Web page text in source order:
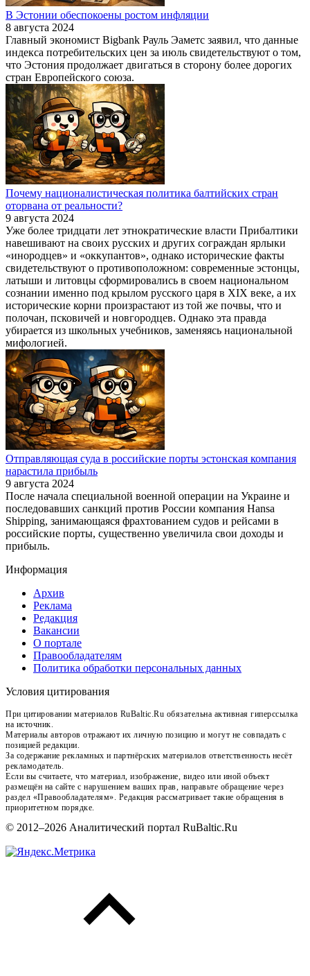
В Эстонии обеспокоены ростом инфляции
8 августа 2024
Главный экономист Bigbank Рауль Эаметс заявил, что данные
индекса потребительских цен за июль свидетельствуют о том,
что Эстония продолжает двигаться в сторону более дорогих
стран Европейского союза.
Почему националистическая политика балтийских стран
оторвана от реальности?
9 августа 2024
Уже более тридцати лет этнократические власти Прибалтики
навешивают на своих русских и других сограждан ярлыки
«инородцев» и «оккупантов», однако исторические факты
свидетельствуют о противоположном: современные эстонцы,
латыши и литовцы сформировались в своем национальном
сознании именно под крылом русского царя в XIX веке, а их
исторические корни произрастают из той же почвы, что и
полочан, псковичей и новгородцев. Однако эта правда
убирается из школьных учебников, заменяясь национальной
мифологией.
Отправляющая суда в российские порты эстонская компания
нарастила прибыль
9 августа 2024
После начала специальной военной операции на Украине и
последовавших санкций против России компания Hansa
Shipping, занимающаяся фрахтованием судов и рейсами в
российские порты, существенно увеличила свои доходы и
прибыль.
Информация
Архив
Реклама
Редакция
Вакансии
О портале
Правообладателям
Политика обработки персональных данных
Условия цитирования
При цитировании материалов RuBaltic.Ru обязательна активная гиперссылка
на источник.
Материалы авторов отражают их личную позицию и могут не совпадать с
позицией редакции.
За содержание рекламных и партнёрских материалов ответственность несёт
рекламодатель.
Если вы считаете, что материал, изображение, видео или иной объект
размещён на сайте с нарушением ваших прав, направьте обращение через
раздел «Правообладателям». Редакция рассматривает такие обращения в
приоритетном порядке.
© 2012–2026 Аналитический портал RuBaltic.Ru